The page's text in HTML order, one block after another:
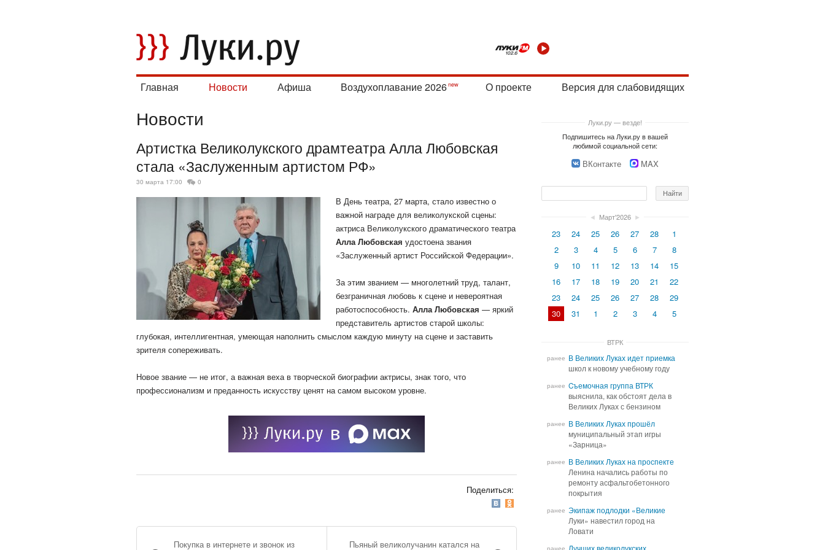
Главная Новости Афиша Воздухоплавание 2026 О проекте Версия для слабовидящих
Новости
Артистка Великолукского драмтеатра Алла Любовская
стала «Заслуженным артистом РФ»
30 марта 17:00 0
В День театра, 27 марта, стало известно о
важной награде для великолукской сцены:
актриса Великолукского драматического театра
Алла Любовская удостоена звания
«Заслуженный артист Российской Федерации».
За этим званием — многолетний труд, талант,
безграничная любовь к сцене и невероятная
работоспособность. Алла Любовская — яркий
представитель артистов старой школы:
глубокая, интеллигентная, умеющая наполнить смыслом каждую минуту на сцене и заставить
зрителя сопереживать.
Новое звание — не итог, а важная веха в творческой биографии актрисы, знак того, что
профессионализм и преданность искусству ценят на самом высоком уровне.
Поделиться:
Покупка в интернете и звонок из
Пьяный великолучанин катался на
Луки.ру — везде!
Подпишитесь на Луки.ру в вашей
любимой социальной сети:
ВКонтакте MAX
◄ Март'2026 ►
23 24 25 26 27 28
1
2
3 4 5 6 7
8
9
10 11 12 13 14
15
16
17 18 19 20 21
22
23
24 25 26 27 28
29
30
31 1 2 3 4 5
ВТРК
ранее В Великих Луках идет приемка
школ к новому учебному году
В Великих Луках идет приемка
школ к новому учебному году
ранее Cъемочная группа ВТРК
выяснила, как обстоят дела в
Великих Луках с бензином
Cъемочная группа ВТРК
выяснила, как обстоят дела в
Великих Луках с бензином
ранее В Великих Луках прошёл
муниципальный этап игры
«Зарница»
В Великих Луках прошёл
муниципальный этап игры
«Зарница»
ранее В Великих Луках на проспекте
Ленина начались работы по
ремонту асфальтобетонного
покрытия
В Великих Луках на проспекте
Ленина начались работы по
ремонту асфальтобетонного
покрытия
ранее Экипаж подлодки «Великие
Луки» навестил город на
Ловати
Экипаж подлодки «Великие
Луки» навестил город на
Ловати
ранее Лучших великолукских
Лучших великолукских